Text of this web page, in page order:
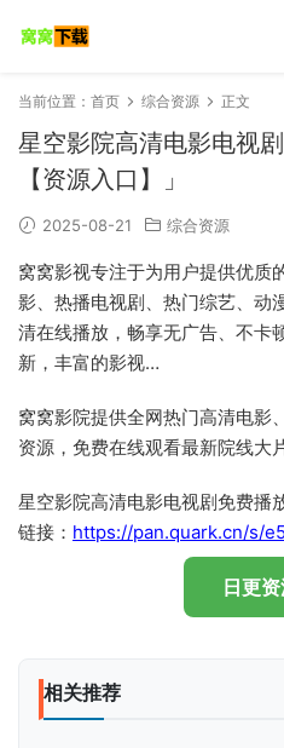
当前位置： 首页 综合资源 正文
星空影院高清电影电视
【资源入口】」
2025-08-21 综合资源
窝窝影视专注于为用户提供优质
影、热播电视剧、热门综艺、动
清在线播放，畅享无广告、不卡
新，丰富的影视…
窝窝影院提供全网热门高清电影
资源，免费在线观看最新院线大
星空影院高清电影电视剧免费播
链接： https://pan.quark.cn/s/
日更
相关推荐